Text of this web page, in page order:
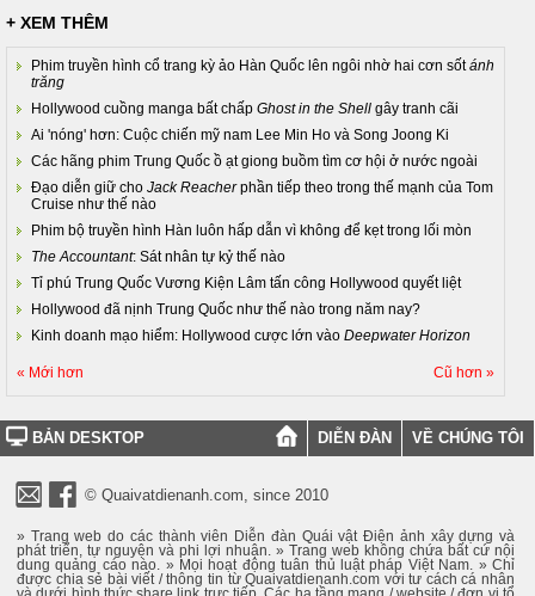
+ XEM THÊM
Phim truyền hình cổ trang kỳ ảo Hàn Quốc lên ngôi nhờ hai cơn sốtánh
trăng
Hollywood cuồng manga bất chấp Ghost in the Shell gây tranh cãi
Ai 'nóng' hơn: Cuộc chiến mỹ nam Lee Min Ho và Song Joong Ki
Các hãng phim Trung Quốc ồ ạt giong buồm tìm cơ hội ở nước ngoài
Đạo diễn giữ cho Jack Reacherphần tiếp theo trong thế mạnh của Tom
Cruise như thế nào
Phim bộ truyền hình Hàn luôn hấp dẫn vì không để kẹt trong lối mòn
The Accountant: Sát nhân tự kỷ thế nào
Tỉ phú Trung Quốc Vương Kiện Lâm tấn công Hollywood quyết liệt
Hollywood đã nịnh Trung Quốc như thế nào trong năm nay?
Kinh doanh mạo hiểm: Hollywood cược lớn vào Deepwater Horizon
« Mới hơn Cũ hơn »
BẢN DESKTOP DIỄN ĐÀN VỀ CHÚNG TÔI
© Quaivatdienanh.com, since 2010
» Trang web do các thành viên Diễn đàn Quái vật Điện ảnh xây dựng và
phát triển, tự nguyện và phi lợi nhuận. » Trang web không chứa bất cứ nội
dung quảng cáo nào. » Mọi hoạt động tuân thủ luật pháp Việt Nam. » Chỉ
được chia sẻ bài viết / thông tin từ Quaivatdienanh.com với tư cách cá nhân